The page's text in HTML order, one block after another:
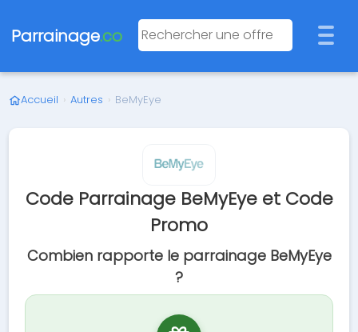
Parrainage.co
Accueil › Autres › BeMyEye
Code Parrainage BeMyEye et Code
Promo
Combien rapporte le parrainage BeMyEye
?